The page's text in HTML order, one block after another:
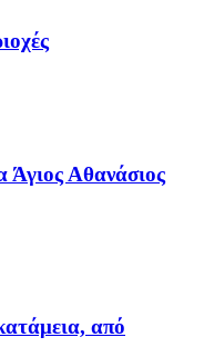
Άγιος Αθανάσιος
από